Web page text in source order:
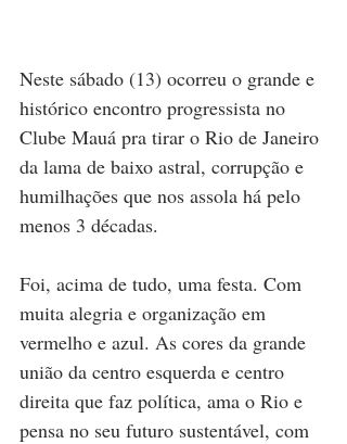
Neste sábado (13) ocorreu o grande e
histórico encontro progressista no
Clube Mauá pra tirar o Rio de Janeiro
da lama de baixo astral, corrupção e
humilhações que nos assola há pelo
menos 3 décadas.
Foi, acima de tudo, uma festa. Com
muita alegria e organização em
vermelho e azul. As cores da grande
união da centro esquerda e centro
direita que faz política, ama o Rio e
pensa no seu futuro sustentável, com